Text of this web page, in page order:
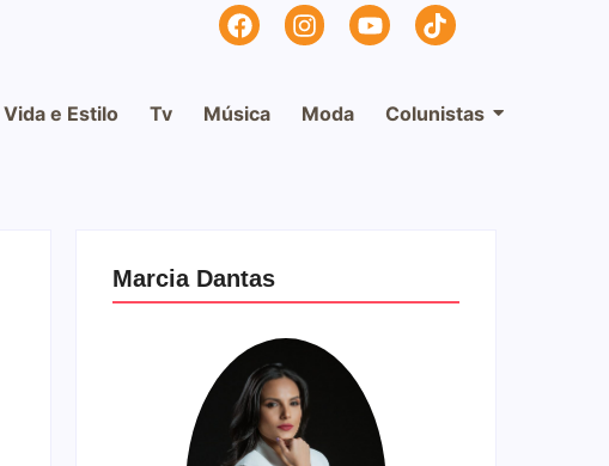
Vida e Estilo Tv Música Moda Colunistas
Marcia Dantas